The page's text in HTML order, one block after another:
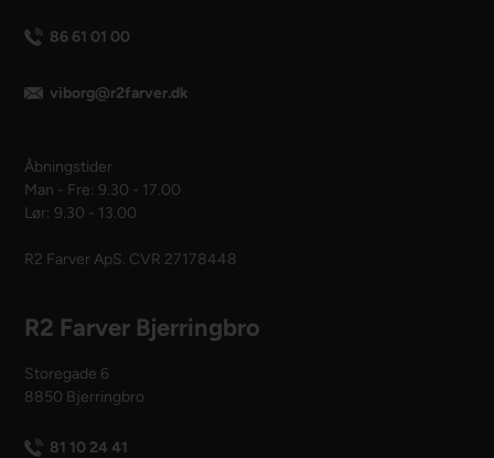
86 61 01 00
viborg@r2farver.dk
Åbningstider
Man - Fre: 9.30 - 17.00
Lør: 9.30 - 13.00
R2 Farver ApS. CVR 27178448
R2 Farver Bjerringbro
Storegade 6
8850 Bjerringbro
81 10 24 41